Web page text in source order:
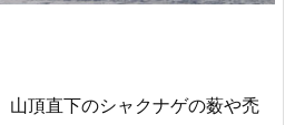
山頂直下のシャクナゲの薮や禿